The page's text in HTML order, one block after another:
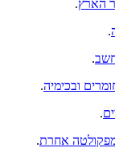
הארץ.
.
.
ובכימיה.
.
מפקולטה אחרת.